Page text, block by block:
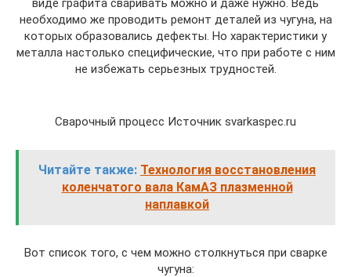
виде графита сваривать можно и даже нужно. Ведь
необходимо же проводить ремонт деталей из чугуна, на
которых образовались дефекты. Но характеристики у
металла настолько специфические, что при работе с ним
не избежать серьезных трудностей.
Сварочный процесс Источник svarkaspec.ru
Читайте также: Технология восстановления
коленчатого вала КамАЗ плазменной
наплавкой
Вот список того, с чем можно столкнуться при сварке
чугуна: